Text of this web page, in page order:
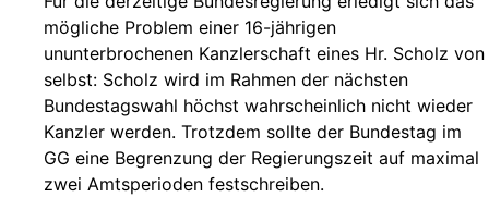
mögliche Problem einer 16-jährigen
ununterbrochenen Kanzlerschaft eines Hr. Scholz von
selbst: Scholz wird im Rahmen der nächsten
Bundestagswahl höchst wahrscheinlich nicht wieder
Kanzler werden. Trotzdem sollte der Bundestag im
GG eine Begrenzung der Regierungszeit auf maximal
zwei Amtsperioden festschreiben.